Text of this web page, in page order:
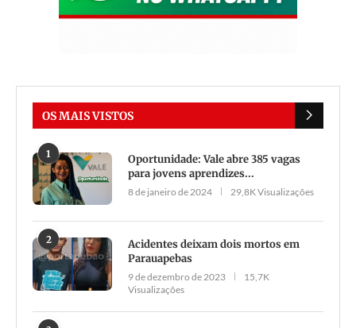
OS MAIS VISTOS
1
Oportunidade: Vale abre 385 vagas
para jovens aprendizes...
8 de janeiro de 2024 29,8K Visualizações
2
Acidentes deixam dois mortos em
Parauapebas
9 de dezembro de 2023
15,7K
Visualizações